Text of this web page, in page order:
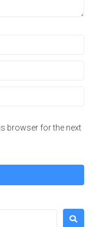
browser for the next